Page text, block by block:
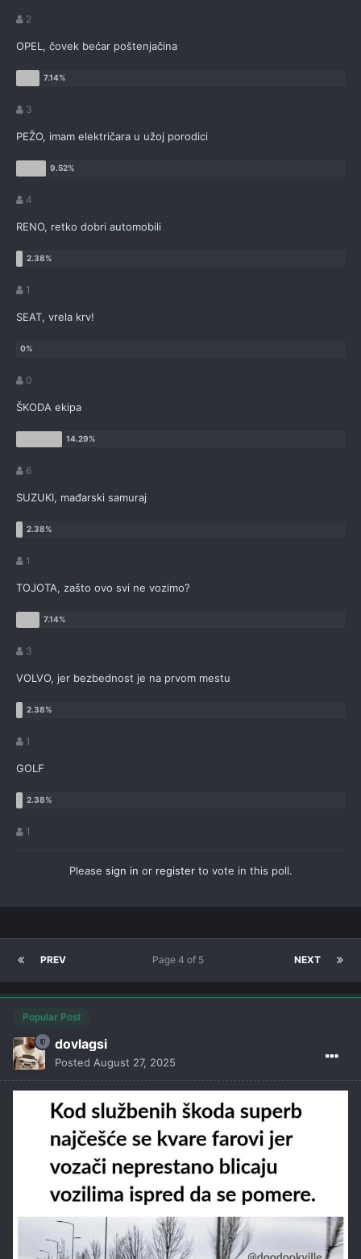
2
OPEL, čovek bećar poštenjačina
3
PEŽO, imam električara u užoj porodici
4
RENO, retko dobri automobili
1
SEAT, vrela krv!
0
ŠKODA ekipa
6
SUZUKI, mađarski samuraj
1
TOJOTA, zašto ovo svi ne vozimo?
3
VOLVO, jer bezbednost je na prvom mestu
1
GOLF
1
Please sign in or registerto vote in this poll.
PREV NEXT
Page 4 of 5
Popular Post
dovlagsi
Posted August 27, 2025